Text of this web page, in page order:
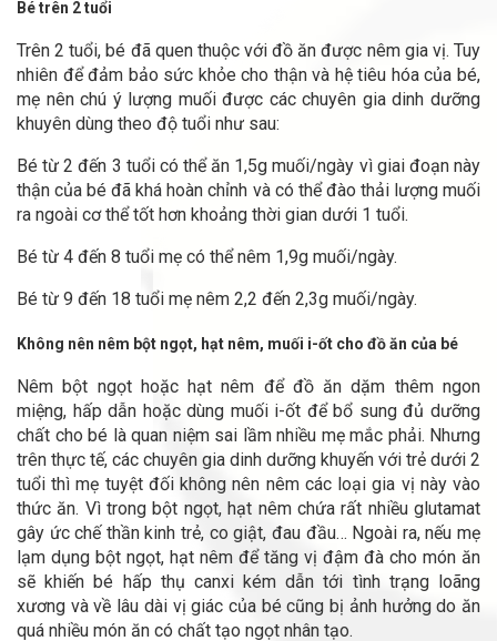
Bé trên 2 tuổi
Trên 2 tuổi, bé đã quen thuộc với đồ ăn được nêm gia vị. Tuy
nhiên để đảm bảo sức khỏe cho thận và hệ tiêu hóa của bé,
mẹ nên chú ý lượng muối được các chuyên gia dinh dưỡng
khuyên dùng theo độ tuổi như sau:
Bé từ 2 đến 3 tuổi có thể ăn 1,5g muối/ngày vì giai đoạn này
thận của bé đã khá hoàn chỉnh và có thể đào thải lượng muối
ra ngoài cơ thể tốt hơn khoảng thời gian dưới 1 tuổi.
Bé từ 4 đến 8 tuổi mẹ có thể nêm 1,9g muối/ngày.
Bé từ 9 đến 18 tuổi mẹ nêm 2,2 đến 2,3g muối/ngày.
Không nên nêm bột ngọt, hạt nêm, muối i-ốt cho đồ ăn của bé
Nêm bột ngọt hoặc hạt nêm để đồ ăn dặm thêm ngon
miệng, hấp dẫn hoặc dùng muối i-ốt để bổ sung đủ dưỡng
chất cho bé là quan niệm sai lầm nhiều mẹ mắc phải. Nhưng
trên thực tế, các chuyên gia dinh dưỡng khuyến với trẻ dưới 2
tuổi thì mẹ tuyệt đối không nên nêm các loại gia vị này vào
thức ăn. Vì trong bột ngọt, hạt nêm chứa rất nhiều glutamat
gây ức chế thần kinh trẻ, co giật, đau đầu… Ngoài ra, nếu mẹ
lạm dụng bột ngọt, hạt nêm để tăng vị đậm đà cho món ăn
sẽ khiến bé hấp thụ canxi kém dẫn tới tình trạng loãng
xương và về lâu dài vị giác của bé cũng bị ảnh hưởng do ăn
quá nhiều món ăn có chất tạo ngọt nhân tạo.